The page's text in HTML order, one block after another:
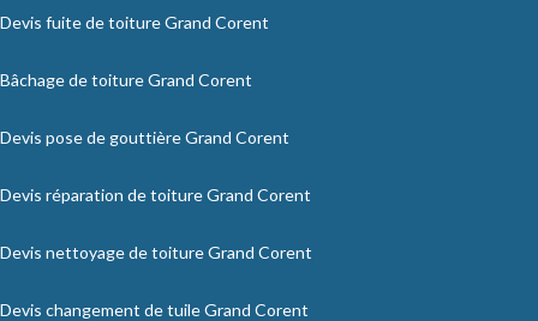
Devis fuite de toiture Grand Corent
Bâchage de toiture Grand Corent
Devis pose de gouttière Grand Corent
Devis réparation de toiture Grand Corent
Devis nettoyage de toiture Grand Corent
Devis changement de tuile Grand Corent